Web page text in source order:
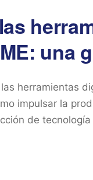
una
herramientas
impulsar la
de